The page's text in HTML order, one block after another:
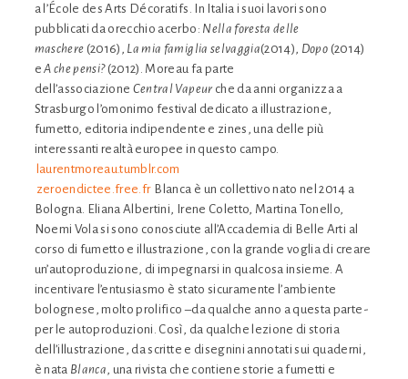
a l’École des Arts Décoratifs. In Italia i suoi lavori sono
pubblicati da orecchio acerbo: Nella foresta delle
maschere (2016), La mia famiglia selvaggia(2014), Dopo (2014)
eA che pensi?(2012). Moreau fa parte
dell’associazione Central Vapeurche da anni organizza a
Strasburgo l’omonimo festival dedicato a illustrazione,
fumetto, editoria indipendente e zines, una delle più
interessanti realtà europee in questo campo.
laurentmoreau.tumblr.com
zeroendictee.free.fr Blanca è un collettivo nato nel 2014 a
Bologna. Eliana Albertini, Irene Coletto, Martina Tonello,
Noemi Vola si sono conosciute all’Accademia di Belle Arti al
corso di fumetto e illustrazione, con la grande voglia di creare
un’autoproduzione, di impegnarsi in qualcosa insieme. A
incentivare l’entusiasmo è stato sicuramente l’ambiente
bolognese, molto prolifico –da qualche anno a questa parte-
per le autoproduzioni. Così, da qualche lezione di storia
dell’illustrazione, da scritte e disegnini annotati sui quaderni,
è nata Blanca , una rivista che contiene storie a fumetti e